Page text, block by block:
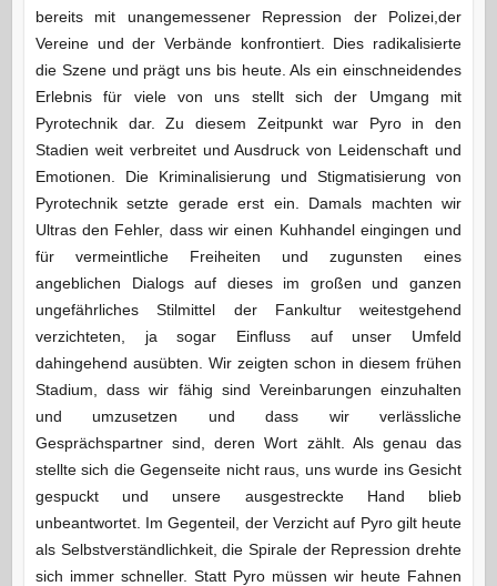
bereits mit unangemessener Repression der Polizei,der
Vereine und der Verbände konfrontiert. Dies radikalisierte
die Szene und prägt uns bis heute. Als ein einschneidendes
Erlebnis für viele von uns stellt sich der Umgang mit
Pyrotechnik dar. Zu diesem Zeitpunkt war Pyro in den
Stadien weit verbreitet und Ausdruck von Leidenschaft und
Emotionen. Die Kriminalisierung und Stigmatisierung von
Pyrotechnik setzte gerade erst ein. Damals machten wir
Ultras den Fehler, dass wir einen Kuhhandel eingingen und
für vermeintliche Freiheiten und zugunsten eines
angeblichen Dialogs auf dieses im großen und ganzen
ungefährliches Stilmittel der Fankultur weitestgehend
verzichteten, ja sogar Einfluss auf unser Umfeld
dahingehend ausübten. Wir zeigten schon in diesem frühen
Stadium, dass wir fähig sind Vereinbarungen einzuhalten
und umzusetzen und dass wir verlässliche
Gesprächspartner sind, deren Wort zählt. Als genau das
stellte sich die Gegenseite nicht raus, uns wurde ins Gesicht
gespuckt und unsere ausgestreckte Hand blieb
unbeantwortet. Im Gegenteil, der Verzicht auf Pyro gilt heute
als Selbstverständlichkeit, die Spirale der Repression drehte
sich immer schneller. Statt Pyro müssen wir heute Fahnen